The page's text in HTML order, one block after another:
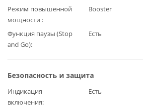
Режим повышенной
мощности
Booster
Функция паузы (Stop
and Go)
Есть
Безопасность и защита
Индикация
включения
Есть